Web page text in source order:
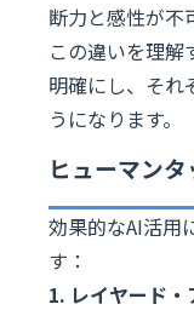
断力と感性が不
この違いを理解
明確にし、それ
うになります。
ヒューマン
効果的なAI活用
す：
1. レイヤード・